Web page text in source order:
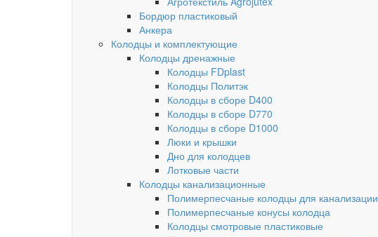
Бордюр пластиковый
Анкера
Колодцы и комплектующие
Колодцы дренажные
Колодцы FDplast
Колодцы Политэк
Колодцы в сборе D400
Колодцы в сборе D770
Колодцы в сборе D1000
Люки и крышки
Дно для колодцев
Лотковые части
Колодцы канализационные
Полимерпесчаные колодцы для канализации
Полимерпесчаные конусы колодца
Колодцы смотровые пластиковые